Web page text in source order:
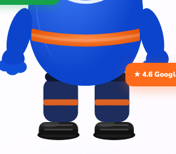
★ 4.6